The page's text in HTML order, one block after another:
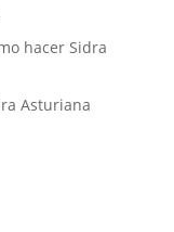
hacer Sidra
Asturiana